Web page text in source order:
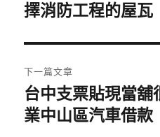
導
覽
一
文
章:
擇消防工程的屋瓦
下一篇文章
下
一
台中支票貼現當
業中山區汽車借款